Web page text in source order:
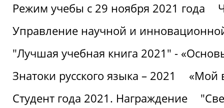
Режим учебы с 29 ноября 2021 года
Управление научной и
"Лучшая учебная книга 2021" -
Знатоки русского языка – 2021
«Мой
Студент года 2021. Награждение